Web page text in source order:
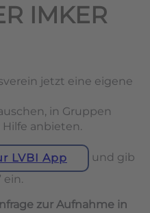
IMKER
jetzt eine eigene
in Gruppen
anbieten.
LVBI App
und gib
ein.
zur Aufnahme in